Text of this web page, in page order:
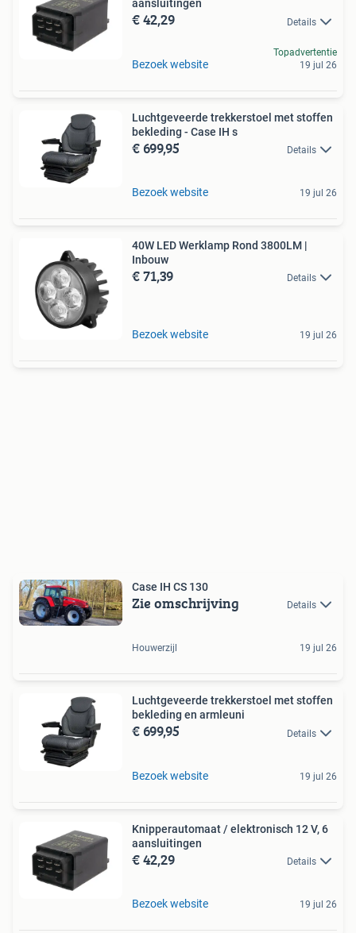
aansluitingen
€ 42,29 Details
Bezoek website
Topadvertentie
19 jul 26
Luchtgeveerde trekkerstoel met stoffen
bekleding - Case IH s
€ 699,95 Details
Bezoek website 19 jul 26
40W LED Werklamp Rond 3800LM |
Inbouw
€ 71,39 Details
Bezoek website 19 jul 26
Case IH CS 130
Zie omschrijving Details
Houwerzijl 19 jul 26
Luchtgeveerde trekkerstoel met stoffen
bekleding en armleuni
€ 699,95 Details
Bezoek website 19 jul 26
Knipperautomaat / elektronisch 12 V, 6
aansluitingen
€ 42,29 Details
Bezoek website 19 jul 26